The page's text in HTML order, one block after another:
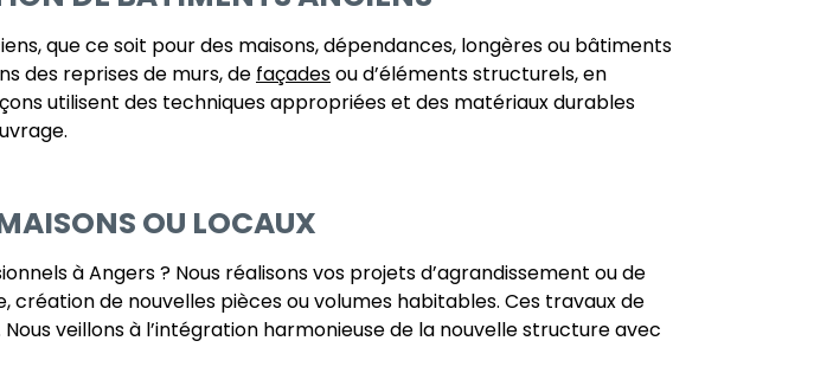
que ce soit pour des maisons, dépendances, longères ou bâtiments
des reprises de murs, de façadesou d’éléments structurels, en
utilisent des techniques appropriées et des matériaux durables
OU LOCAUX
à Angers ? Nous réalisons vos projets d’agrandissement ou de
de nouvelles pièces ou volumes habitables. Ces travaux de
veillons à l’intégration harmonieuse de la nouvelle structure avec